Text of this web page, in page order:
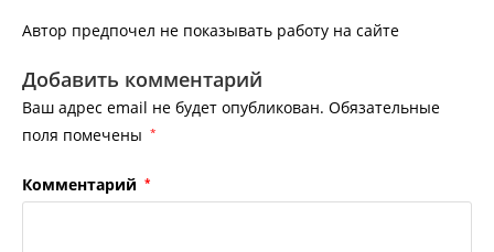
Автор предпочел не показывать работу на сайте
Добавить комментарий
Ваш адрес email не будет опубликован. Обязательные
поля помечены *
Комментарий *